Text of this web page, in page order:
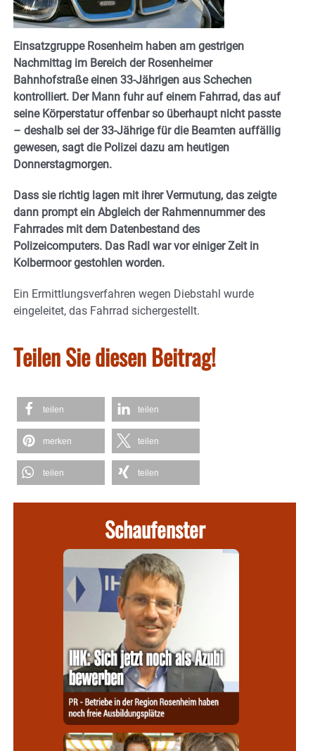
Einsatzgruppe Rosenheim haben am gestrigen
Nachmittag im Bereich der Rosenheimer
Bahnhofstraße einen 33-Jährigen aus Schechen
kontrolliert. Der Mann fuhr auf einem Fahrrad, das auf
seine Körperstatur offenbar so überhaupt nicht passte
– deshalb sei der 33-Jährige für die Beamten auffällig
gewesen, sagt die Polizei dazu am heutigen
Donnerstagmorgen.
Dass sie richtig lagen mit ihrer Vermutung, das zeigte
dann prompt ein Abgleich der Rahmennummer des
Fahrrades mit dem Datenbestand des
Polizeicomputers. Das Radl war vor einiger Zeit in
Kolbermoor gestohlen worden.
Ein Ermittlungsverfahren wegen Diebstahl wurde
eingeleitet, das Fahrrad sichergestellt.
Teilen Sie diesen Beitrag!
teilen teilen
merken teilen
teilen teilen
Schaufenster